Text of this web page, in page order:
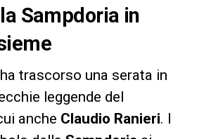
Sampdoria in
ha trascorso una serata in
leggende del
anche Claudio Ranieri. I